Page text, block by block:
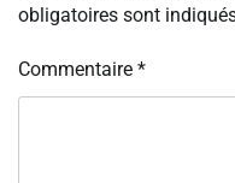
obligatoires sont
Commentaire *